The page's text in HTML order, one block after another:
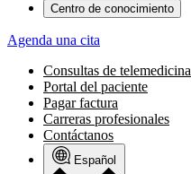
Centro de conocimiento
Agenda una cita
Consultas de telemedicina
Portal del paciente
Pagar factura
Carreras profesionales
Contáctanos
Español